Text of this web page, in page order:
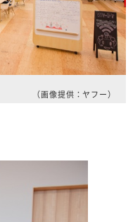
（画像提供：ヤフー）